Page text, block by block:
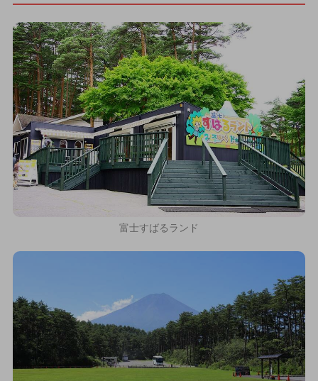
富士すばるランド